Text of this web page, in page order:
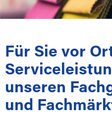
Für Sie vor
unseren
und